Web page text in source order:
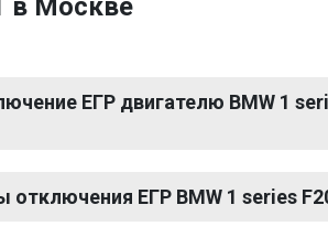
в Москве
ЕГР двигателю BMW 1
ЕГР BMW 1 series